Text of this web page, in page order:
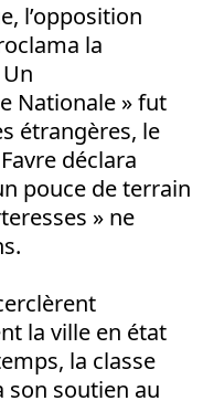
l’opposition
la
Nationale » fut
étrangères, le
déclara
pouce de terrain
» ne
la ville en état
la classe
son soutien au